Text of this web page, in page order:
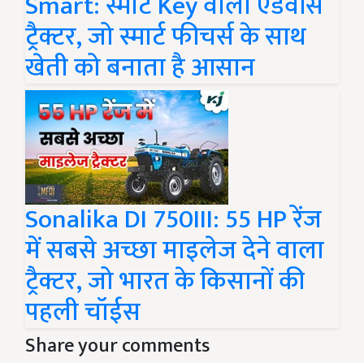
ट्रैक्टर, जो स्मार्ट फीचर्स के साथ
खेती को बनाता है आसान
Sonalika DI 750III: 55 HP रेंज
में सबसे अच्छा माइलेज देने वाला
ट्रैक्टर, जो भारत के किसानों की
पहली चॉईस
Share your comments